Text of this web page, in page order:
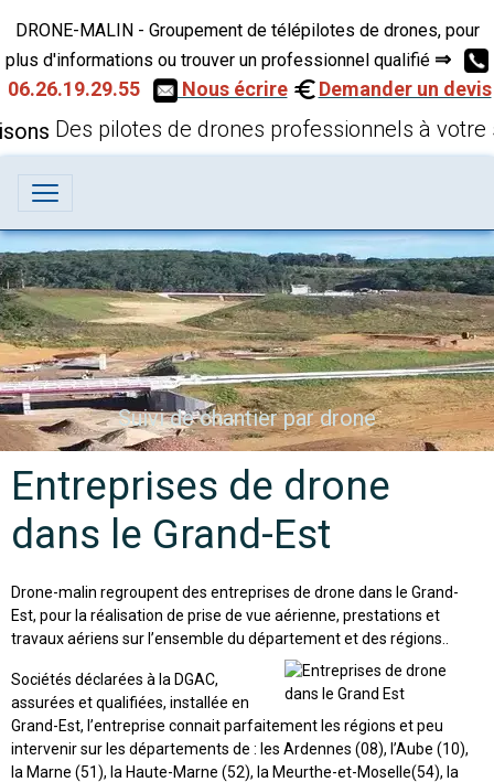
DRONE-MALIN - Groupement de télépilotes de drones, pour
plus d'informations ou trouver un professionnel qualifié ⇒
06.26.19.29.55
Nous écrire Demander un devis
Des pilotes de drones professionnels à votre
Suivi de chantier par drone
Inspection technique par drone
Entreprises de drone
dans le Grand-Est
Drone-malin regroupent des entreprises de drone dans le Grand-
Est, pour la réalisation de prise de vue aérienne, prestations et
travaux aériens sur l’ensemble du département et des régions..
Sociétés déclarées à la DGAC,
assurées et qualifiées, installée en
Grand-Est, l’entreprise connait parfaitement les régions et peu
intervenir sur les départements de : les Ardennes (08), l’Aube (10),
la Marne (51), la Haute-Marne (52), la Meurthe-et-Moselle(54), la